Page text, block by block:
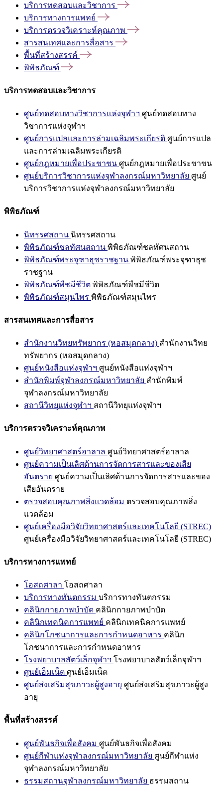
บริการทดสอบและวิชาการ
บริการทางการแพทย์
บริการตรวจวิเคราะห์คุณภาพ
สารสนเทศและการสื่อสาร
พื้นที่สร้างสรรค์
พิพิธภัณฑ์
บริการทดสอบและวิชาการ
ศูนย์ทดสอบทางวิชาการแห่งจุฬาฯ ศูนย์ทดสอบทาง
วิชาการแห่งจุฬาฯ
ศูนย์การแปลและการล่ามเฉลิมพระเกียรติ ศูนย์การแปล
และการล่ามเฉลิมพระเกียรติ
ศูนย์กฎหมายเพื่อประชาชน ศูนย์กฎหมายเพื่อประชาชน
ศูนย์บริการวิชาการแห่งจุฬาลงกรณ์มหาวิทยาลัย ศูนย์
บริการวิชาการแห่งจุฬาลงกรณ์มหาวิทยาลัย
พิพิธภัณฑ์
นิทรรศสถาน นิทรรศสถาน
พิพิธภัณฑ์ชลทัศนสถาน พิพิธภัณฑ์ชลทัศนสถาน
พิพิธภัณฑ์พระจุฑาธุชราชฐาน พิพิธภัณฑ์พระจุฑาธุช
ราชฐาน
พิพิธภัณฑ์พืชมีชีวิต พิพิธภัณฑ์พืชมีชีวิต
พิพิธภัณฑ์สมุนไพร พิพิธภัณฑ์สมุนไพร
สารสนเทศและการสื่อสาร
สำนักงานวิทยทรัพยากร (หอสมุดกลาง) สำนักงานวิทย
ทรัพยากร (หอสมุดกลาง)
ศูนย์หนังสือแห่งจุฬาฯ ศูนย์หนังสือแห่งจุฬาฯ
สำนักพิมพ์จุฬาลงกรณ์มหาวิทยาลัย สำนักพิมพ์
จุฬาลงกรณ์มหาวิทยาลัย
สถานีวิทยุแห่งจุฬาฯ สถานีวิทยุแห่งจุฬาฯ
บริการตรวจวิเคราะห์คุณภาพ
ศูนย์วิทยาศาสตร์ฮาลาล ศูนย์วิทยาศาสตร์ฮาลาล
ศูนย์ความเป็นเลิศด้านการจัดการสารและของเสีย
อันตราย ศูนย์ความเป็นเลิศด้านการจัดการสารและของ
เสียอันตราย
ตรวจสอบคุณภาพสิ่งแวดล้อม ตรวจสอบคุณภาพสิ่ง
แวดล้อม
ศูนย์เครื่องมือวิจัยวิทยาศาสตร์และเทคโนโลยี (STREC)
ศูนย์เครื่องมือวิจัยวิทยาศาสตร์และเทคโนโลยี (STREC)
บริการทางการแพทย์
โอสถศาลา โอสถศาลา
บริการทางทันตกรรม บริการทางทันตกรรม
คลินิกกายภาพบำบัด คลินิกกายภาพบำบัด
คลินิกเทคนิคการแพทย์ คลินิกเทคนิคการแพทย์
คลินิกโภชนาการและการกำหนดอาหาร คลินิก
โภชนาการและการกำหนดอาหาร
โรงพยาบาลสัตว์เล็กจุฬาฯ โรงพยาบาลสัตว์เล็กจุฬาฯ
ศูนย์เอ็มเน็ต ศูนย์เอ็มเน็ต
ศูนย์ส่งเสริมสุขภาวะผู้สูงอายุ ศูนย์ส่งเสริมสุขภาวะผู้สูง
อายุ
พื้นที่สร้างสรรค์
ศูนย์พันธกิจเพื่อสังคม ศูนย์พันธกิจเพื่อสังคม
ศูนย์กีฬาแห่งจุฬาลงกรณ์มหาวิทยาลัย ศูนย์กีฬาแห่ง
จุฬาลงกรณ์มหาวิทยาลัย
ธรรมสถานจุฬาลงกรณ์มหาวิทยาลัย ธรรมสถาน